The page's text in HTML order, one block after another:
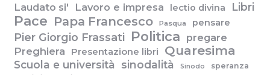
Laudato si' Lavoro e impresa lectio divina Libri
Pace Papa Francesco Pasqua pensare
Pier Giorgio Frassati Politica pregare
Preghiera
Presentazione libri Quaresima
Scuola e università sinodalità Sinodo speranza